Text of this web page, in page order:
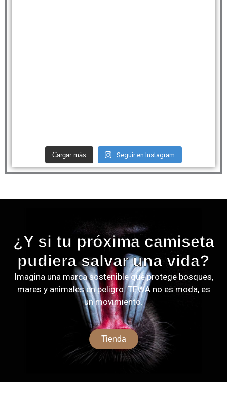
Cargar más Seguir en Instagram
¿Y si tu próxima camiseta
pudiera salvar una vida?
Imagina una marca sostenible que protege bosques,
mares y animales en peligro. TEWA no es moda, es
un movimiento.
Tienda